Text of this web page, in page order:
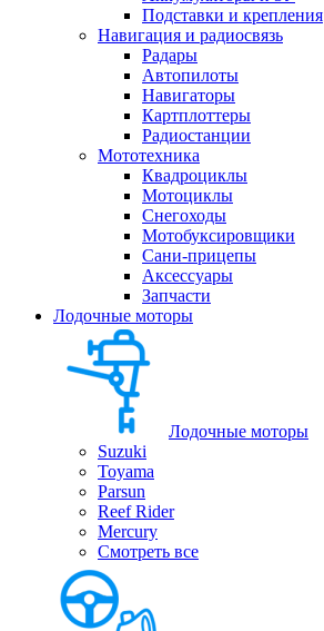
Подставки и крепления
Навигация и радиосвязь
Радары
Автопилоты
Навигаторы
Картплоттеры
Радиостанции
Мототехника
Квадроциклы
Мотоциклы
Снегоходы
Мотобуксировщики
Сани-прицепы
Аксессуары
Запчасти
Лодочные моторы
Лодочные моторы
Suzuki
Toyama
Parsun
Reef Rider
Mercury
Смотреть все